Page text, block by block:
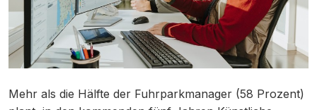
Mehr als die Hälfte der Fuhrparkmanager (58 Prozent)